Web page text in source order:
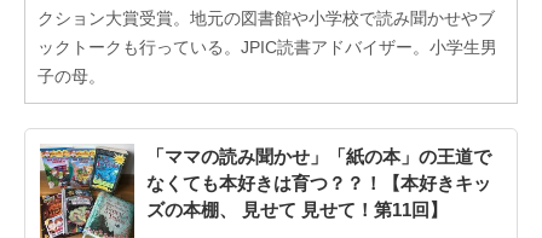
クション大賞受賞。地元の図書館や小学校で読み聞かせやブ
ックトークも行っている。JPIC読書アドバイザー。小学生男
子の母。
「ママの読み聞かせ」「紙の本」の王道で
なくても本好きは育つ？？！【本好きキッ
ズの本棚、 見せて 見せて！第11回】